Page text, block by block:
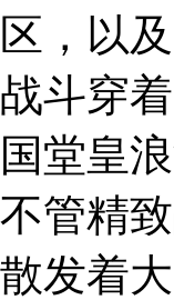
区，以
战斗穿
国堂皇
不管精
散发着